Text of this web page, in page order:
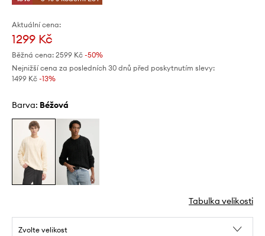
Aktuální cena:
1299 Kč
Běžná cena: 2599 Kč -50%
Nejnižší cena za posledních 30 dnů před poskytnutím slevy:
1499 Kč -13%
Barva: béžová
Tabulka velikosti
Zvolte velikost